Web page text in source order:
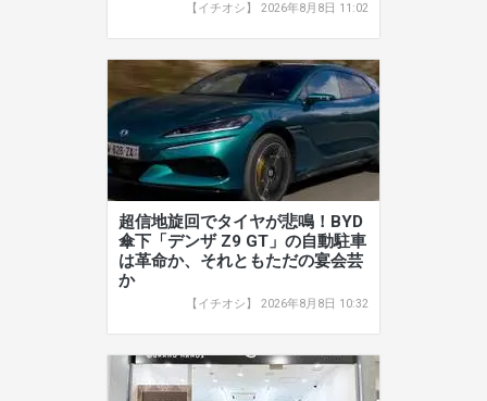
【イチオシ】 2026年8月8日 11:02
超信地旋回でタイヤが悲鳴！BYD
傘下「デンザ Z9 GT」の自動駐車
は革命か、それともただの宴会芸
か
【イチオシ】 2026年8月8日 10:32